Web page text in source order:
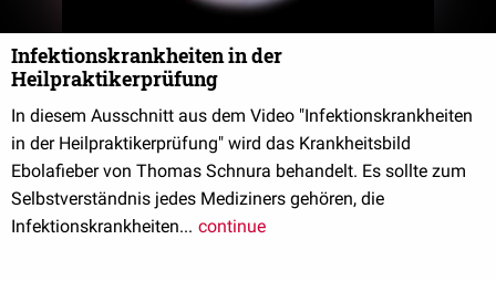
Infektionskrankheiten in der
Heilpraktikerprüfung
In diesem Ausschnitt aus dem Video "Infektionskrankheiten
in der Heilpraktikerprüfung" wird das Krankheitsbild
Ebolafieber von Thomas Schnura behandelt. Es sollte zum
Selbstverständnis jedes Mediziners gehören, die
Infektionskrankheiten... continue